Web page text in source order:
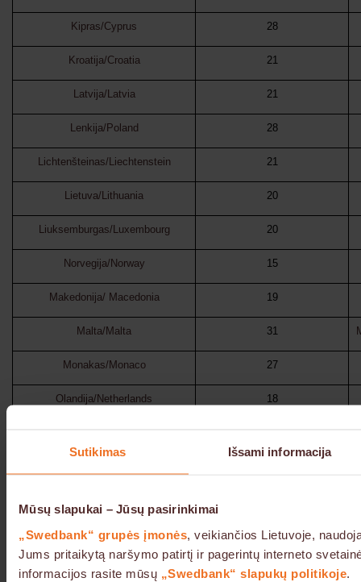
Sutikimas Išsami informacija
Mūsų slapukai – Jūsų pasirinkimai
„Swedbank“ grupės įmonės , veikiančios Lietuvoje,
Jums pritaikytą naršymo patirtį ir pagerintų interneto
informacijos rasite mūsų
„Swedbank“ slapukų politikoje
Kipras/Cyprus 28
Kroatija/Croatia 21
Latvija/Latvia 21
Lenkija/Poland 28
Lichtenšteinas/Liechtenstein 21
Lietuva/Lithuania 20
Liuksemburgas/Luxembourg 20
Norvegija/Norway 15
Makedonija/ Macedonia 19
Malta/Malta 31
Monakas/Monaco 27
Olandija/Netherlands 18
Slovakijos respublika/Slovak Republic 24
Serbija ir Juodkalnija/ Serbia and
Montenegro
22